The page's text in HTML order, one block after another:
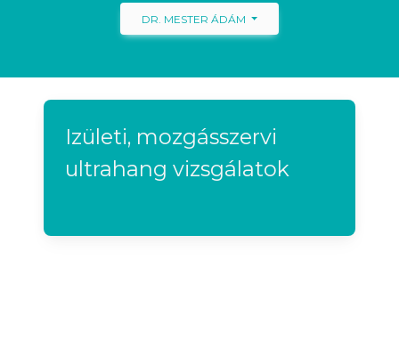
DR. MESTER ÁDÁM
Izületi, mozgásszervi
ultrahang vizsgálatok